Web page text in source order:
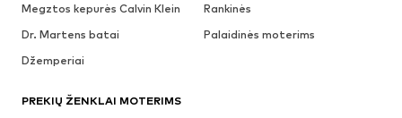
Megztos kepurės Calvin Klein
Rankinės
Dr. Martens batai
Palaidinės moterims
Džemperiai
PREKIŲ ŽENKLAI MOTERIMS